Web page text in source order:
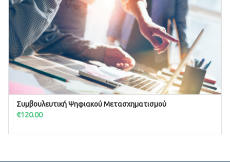
ΠΡΟΣΘΉΚΗ ΣΤΟ ΚΑΛΆΘΙ
Συμβουλευτική Ψηφιακού Μετασχηματισμού
€120.00